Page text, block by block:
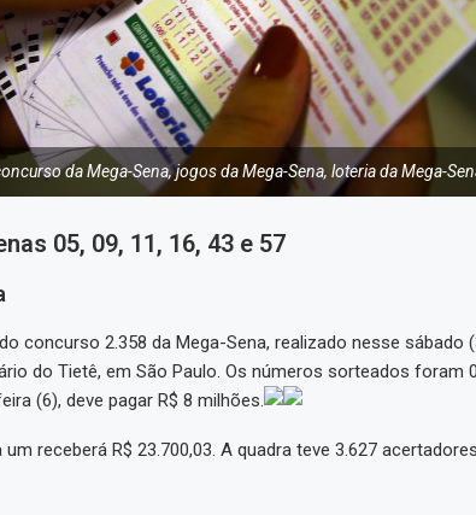
da Mega-Sena, jogos da Mega-Sena, loteria da Mega-
05, 09, 11, 16, 43 e 57
concurso 2.358 da Mega-Sena, realizado nesse sábado
do Tietê, em São Paulo. Os números sorteados foram
(6), deve pagar R$ 8 milhões.
receberá R$ 23.700,03. A quadra teve 3.627